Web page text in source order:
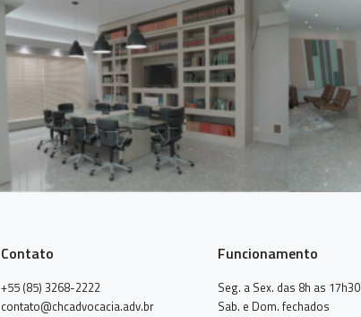
Contato
+55 (85) 3268-2222
contato@chcadvocacia.adv.br
Funcionamento
Seg. a Sex. das 8h as 17h30
Sab. e Dom. fechados